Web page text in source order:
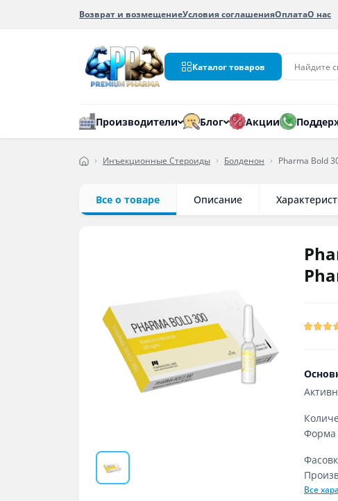
Возврат и возмещениеУсловия соглашенияОплатаО нас
Каталог товаров
Производители Блог Акции
Инъекционные Стероиды Болденон Pharma Bold
Все о товаре Описание
Форма
Все